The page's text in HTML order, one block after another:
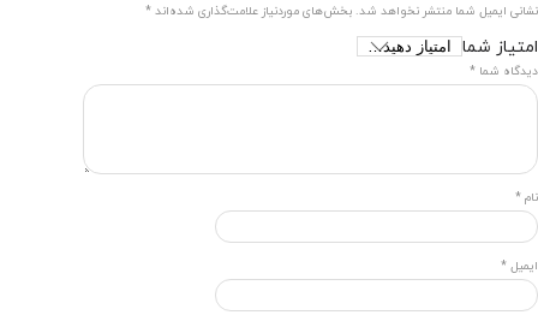
نشانی ایمیل شما منتشر نخواهد شد. بخش‌های موردنیاز علامت‌گذاری شده‌اند *
امتیاز شما
دیدگاه شما *
نام *
ایمیل *